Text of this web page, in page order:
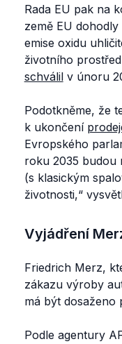
Rada EU pak na
země EU
emise oxidu
životního
schválilv únoru
Podotkněme, že
k ukončení
Evropského
roku 2035 budou
(s klasickým
životnosti,“
Vyjádření
Friedrich Merz,
zákazu výroby
má být dosaženo
Podle agentury